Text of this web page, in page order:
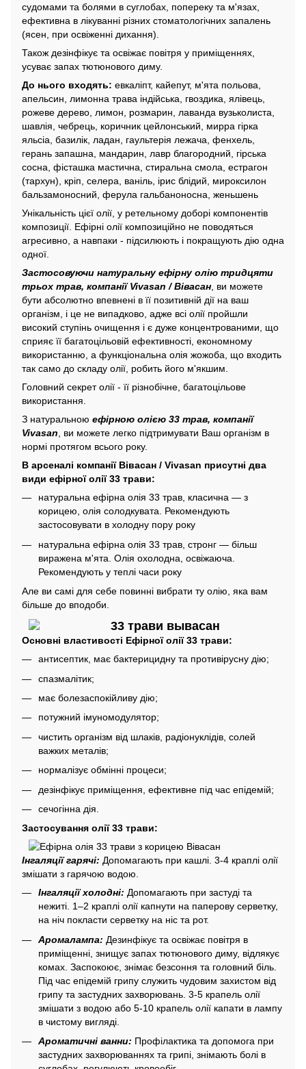
судомами та болями в суглобах, попереку та м'язах,
ефективна в лікуванні різних стоматологічних запалень
(ясен, при освіженні дихання).
Також дезінфікує та освіжає повітря у приміщеннях,
усуває запах тютюнового диму.
До нього входять: евкаліпт, кайепут, м'ята польова,
апельсин, лимонна трава індійська, гвоздика, ялівець,
рожеве дерево, лимон, розмарин, лаванда вузьколиста,
шавлія, чебрець, коричник цейлонський, мирра гірка
яльсіа, базилік, ладан, гаультерія лежача, фенхель,
герань запашна, мандарин, лавр благородний, гірська
сосна, фісташка мастична, стиральна смола, естрагон
(тархун), кріп, селера, ваніль, ірис блідий, мироксилон
бальзамоносний, ферула гальбаноносна, женьшень
Унікальність цієї олії, у ретельному доборі компонентів
композиції. Ефірні олії композиційно не поводяться
агресивно, а навпаки - підсилюють і покращують дію одна
одної.
Застосовуючи натуральну ефірну олію тридцяти
трьох трав, компанії Vivasan / Вівасан , ви можете
бути абсолютно впевнені в її позитивній дії на ваш
організм, і це не випадково, адже всі олії пройшли
високий ступінь очищення і є дуже концентрованими, що
сприяє її багатоцільовій ефективності, економному
використанню, а функціональна олія жожоба, що входить
так само до складу олії, робить його м'якшим.
Головний секрет олії - її різнобічне, багатоцільове
використання.
З натуральною ефірною олією 33 трав, компанії
Vivasan , ви можете легко підтримувати Ваш організм в
нормі протягом всього року.
В арсеналі компанії Вівасан / Vivasan присутні два
види ефірної олії 33 трави:
натуральна ефірна олія 33 трав, класична ― з
корицею, олія солодкувата. Рекомендують
застосовувати в холодну пору року
натуральна ефірна олія 33 трав, стронг ― більш
виражена м'ята. Олія охолодна, освіжаюча.
Рекомендують у теплі часи року
Але ви самі для себе повинні вибрати ту олію, яка вам
більше до вподоби.
Основні властивості Ефірної олії 33 трави:
антисептик, має бактерицидну та противірусну дію;
спазмалітик;
має болезаспокійливу дію;
потужний імуномодулятор;
чистить організм від шлаків, радіонуклідів, солей
важких металів;
нормалізує обмінні процеси;
дезінфікує приміщення, ефективне під час епідемій;
сечогінна дія.
Застосування олії 33 трави:
Інгаляції гарячі: Допомагають при кашлі. 3-4 краплі олії
змішати з гарячою водою.
Інгаляції холодні: Допомагають при застуді та
нежиті. 1–2 краплі олії капнути на паперову серветку,
на ніч покласти серветку на ніс та рот.
Аромалампа: Дезинфікує та освіжає повітря в
приміщенні, знищує запах тютюнового диму, відлякує
комах. Заспокоює, знімає безсоння та головний біль.
Під час епідемій грипу служить чудовим захистом від
грипу та застудних захворювань. 3-5 крапель олії
змішати з водою або 5-10 крапель олії капати в лампу
в чистому вигляді.
Ароматичні ванни: Профілактика та допомога при
застудних захворюваннях та грипі, знімають болі в